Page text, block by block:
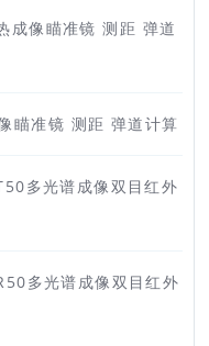
像瞄准镜 测距 弹道
准镜 测距 弹道计算
多光谱成像双目红外
多光谱成像双目红外